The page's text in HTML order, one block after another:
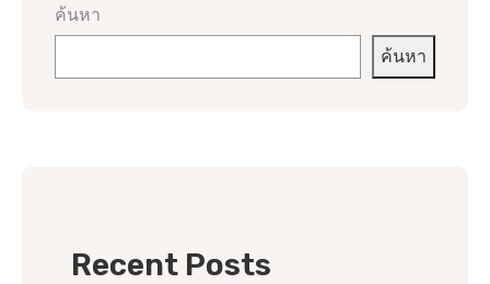
ค้นหา
ค้นหา
Recent Posts